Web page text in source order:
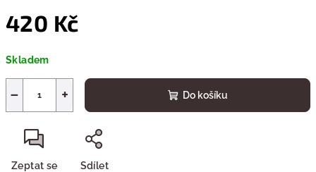
420 Kč
cena:
Skladem
+
− Do košíku
Zeptat se Sdílet